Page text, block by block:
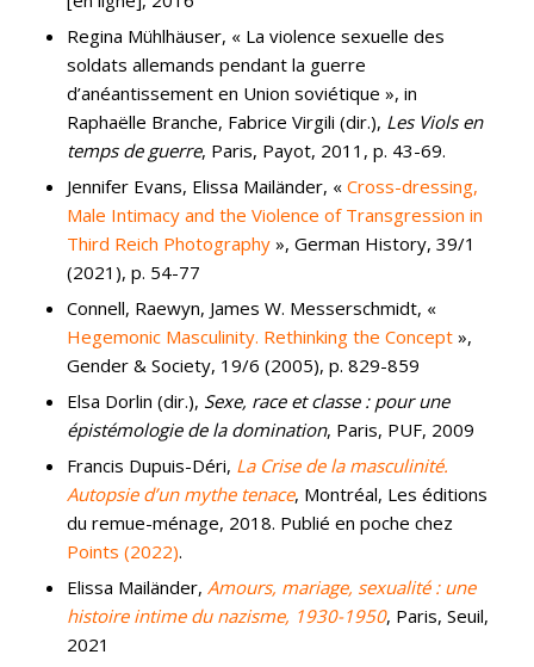
Regina Mühlhäuser, « La violence sexuelle des
soldats allemands pendant la guerre
d’anéantissement en Union soviétique », in
Raphaëlle Branche, Fabrice Virgili (dir.), Les Viols en
temps de guerre, Paris, Payot, 2011, p. 43-69.
Jennifer Evans, Elissa Mailänder, « Cross-dressing,
Male Intimacy and the Violence of Transgression in
Third Reich Photography», German History, 39/1
(2021), p. 54-77
Connell, Raewyn, James W. Messerschmidt, «
Hegemonic Masculinity. Rethinking the Concept»,
Gender & Society, 19/6 (2005), p. 829-859
Elsa Dorlin (dir.), Sexe, race et classe : pour une
épistémologie de la domination, Paris, PUF, 2009
Francis Dupuis-Déri, La Crise de la masculinité.
Autopsie d’un mythe tenace, Montréal, Les éditions
du remue-ménage, 2018. Publié en poche chez
Points (2022).
Elissa Mailänder, Amours, mariage, sexualité : une
histoire intime du nazisme, 1930-1950, Paris, Seuil,
2021